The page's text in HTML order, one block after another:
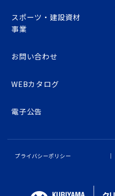
スポーツ・建設資材
事業
お問い合わせ
WEBカタログ
電子公告
プライバシーポリシー